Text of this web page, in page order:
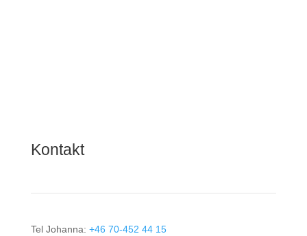
Kontakt
Tel Johanna: +46 70-452 44 15